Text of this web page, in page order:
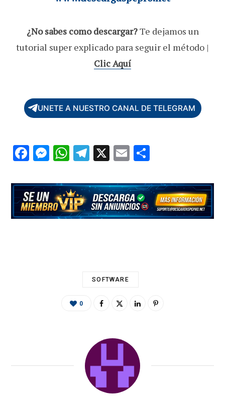
¿No sabes como descargar?Te dejamos un
tutorial super explicado para seguir el método |
Clic Aquí
UNETE A NUESTRO CANAL DE TELEGRAM
F
e
b
o
M
se
n
g
W
at
s
A
T
e
gr
a
X E
ai
l
m
p
ar
SOFTWARE
0